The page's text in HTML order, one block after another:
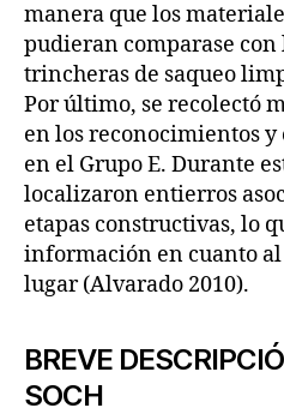
manera que los
pudieran comparase con
trincheras de saqueo
Por último, se recolectó
en los reconocimientos
en el Grupo E. Durante
localizaron entierros
etapas constructivas, lo
información en cuanto
lugar (Alvarado 2010).
BREVE
SOCH